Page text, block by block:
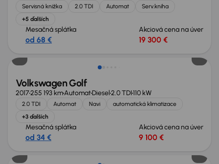
Servisná knižka 2.0 TDI Automat
Serv.kniha
+5 ďalších
Mesačná splátka
od 68 €
Akciová cena na úver
19 300 €
Volkswagen Golf
2017255 193 kmAutomatDiesel2.0 TDI110 kW
2.0 TDI Automat Navi
automatická klimatizace
+3 ďalších
Mesačná splátka
od 34 €
Akciová cena na úver
9 100 €